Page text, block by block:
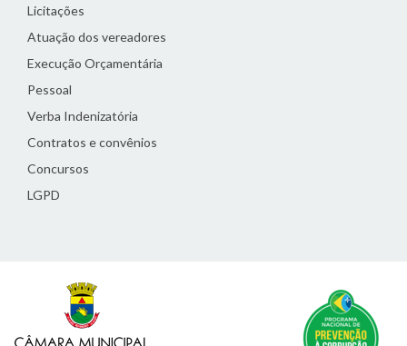
Licitações
Atuação dos vereadores
Execução Orçamentária
Pessoal
Verba Indenizatória
Contratos e convênios
Concursos
LGPD